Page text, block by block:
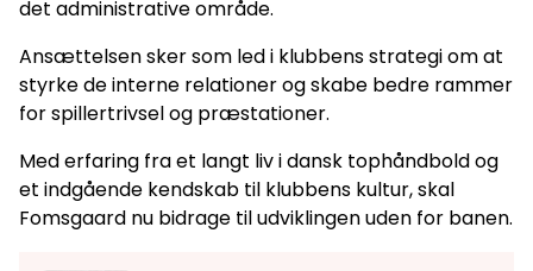
det administrative område.
Ansættelsen sker som led i klubbens strategi om at
styrke de interne relationer og skabe bedre rammer
for spillertrivsel og præstationer.
Med erfaring fra et langt liv i dansk tophåndbold og
et indgående kendskab til klubbens kultur, skal
Fomsgaard nu bidrage til udviklingen uden for banen.